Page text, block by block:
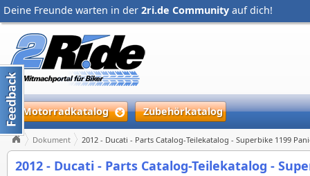
Deine Freunde warten in der 2ri.de Community auf dich!
Motorradkatalog Zubehörkatalog
Dokument 2012 - Ducati - Parts Catalog-Teilekatalog - Superbike 1199
2012 - Ducati - Parts Catalog-Teilekatalog -